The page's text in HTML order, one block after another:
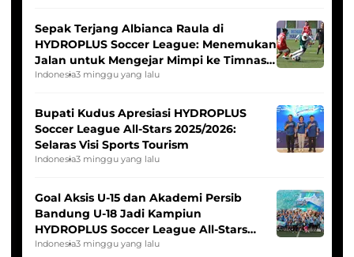
Sepak Terjang Albianca Raula di
HYDROPLUS Soccer League: Menemukan
Jalan untuk Mengejar Mimpi ke Timnas
Indonesia Putri
Indonesia3 minggu yang lalu
Bupati Kudus Apresiasi HYDROPLUS
Soccer League All-Stars 2025/2026:
Selaras Visi Sports Tourism
Indonesia3 minggu yang lalu
Goal Aksis U-15 dan Akademi Persib
Bandung U-18 Jadi Kampiun
HYDROPLUS Soccer League All-Stars
2025/2026
Indonesia3 minggu yang lalu